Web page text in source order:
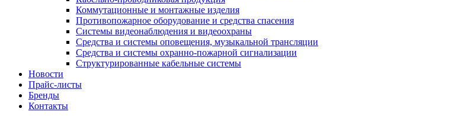
Коммутационные и монтажные изделия
Противопожарное оборудование и средства спасения
Системы видеонаблюдения и видеоохраны
Средства и системы оповещения, музыкальной трансляции
Средства и системы охранно-пожарной сигнализации
Структурированные кабельные системы
Новости
Прайс-листы
Бренды
Контакты